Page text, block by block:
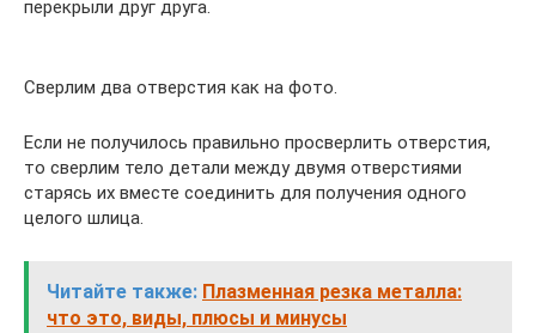
перекрыли друг друга.
Сверлим два отверстия как на фото.
Если не получилось правильно просверлить отверстия,
то сверлим тело детали между двумя отверстиями
старясь их вместе соединить для получения одного
целого шлица.
Читайте также: Плазменная резка металла:
что это, виды, плюсы и минусы